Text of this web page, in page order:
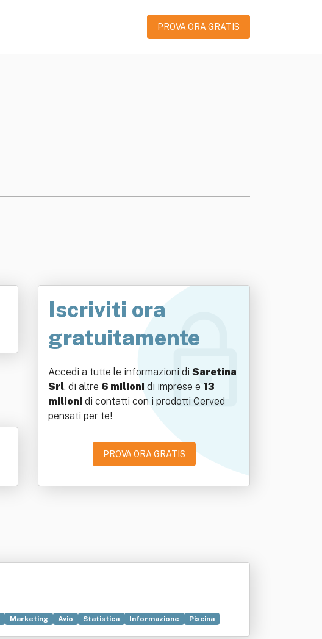
PROVA ORA GRATIS
Iscriviti ora
gratuitamente
Accedi a tutte le informazioni di Saretina
Srl, di altre 6 milioni di imprese e 13
milioni di contatti con i prodotti Cerved
pensati per te!
PROVA ORA GRATIS
Marketing Avio Statistica Informazione
Piscina